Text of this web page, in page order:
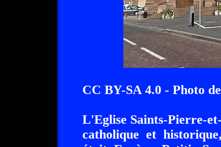
CC BY-SA 4.0 - Photo
L'Eglise Saints-Pierre-
catholique et